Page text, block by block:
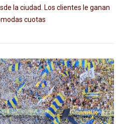
la ciudad. Los clientes le ganan
cuotas